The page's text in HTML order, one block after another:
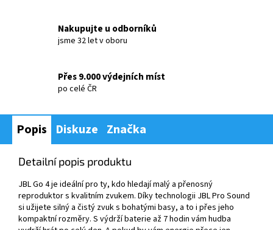
Nakupujte u odborníků
jsme 32 let v oboru
Přes 9.000 výdejních míst
po celé ČR
Popis Diskuze Značka
Detailní popis produktu
JBL Go 4 je ideální pro ty, kdo hledají malý a přenosný
reproduktor s kvalitním zvukem. Díky technologii JBL Pro Sound
si užijete silný a čistý zvuk s bohatými basy, a to i přes jeho
kompaktní rozměry. S výdrží baterie až 7 hodin vám hudba